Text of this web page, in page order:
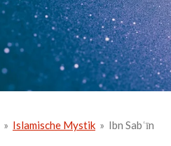
» Islamische Mystik » Ibn Sabʿīn